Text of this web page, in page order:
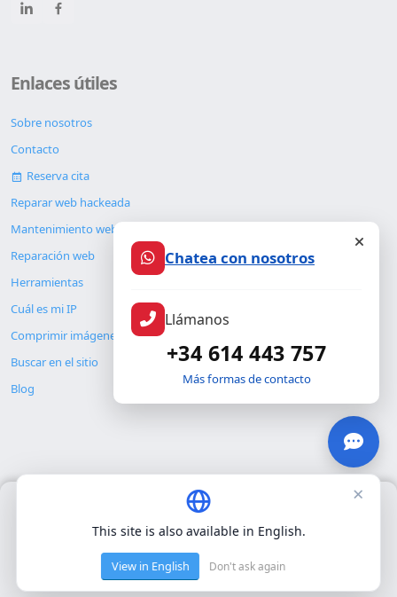
Enlaces útiles
Sobre nosotros
Contacto
Reserva cita
Reparar web hackeada
Mantenimiento web
Reparación web
Herramientas
Cuál es mi IP
Comprimir imágenes
Buscar en el sitio
Blog
© Copyright 2026. ALMC SECURITY S.L.U.
Legal
Usamos únicamente cookies propias para el funcionamiento
Aceptar
Chatea con nosotros
Llámanos
+34 614 443 757
Más formas de contacto
×
This site is also available in English.
View in English Don't ask again